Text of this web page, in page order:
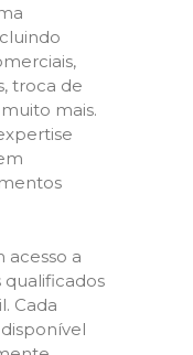
troca de
mais.
acesso a
qualificados
Cada